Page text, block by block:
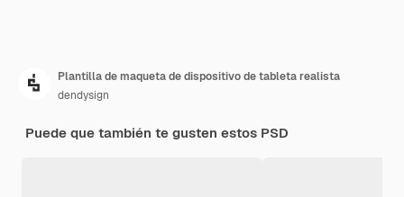
Plantilla de maqueta de dispositivo de tableta realista
dendysign
Puede que también te gusten estos PSD